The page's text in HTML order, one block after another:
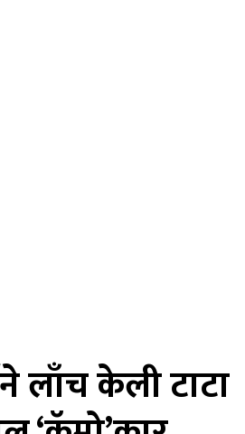
लाँच केली टाटा